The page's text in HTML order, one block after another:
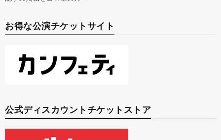
お得な公演チケットサイト
公式ディスカウントチケットストア